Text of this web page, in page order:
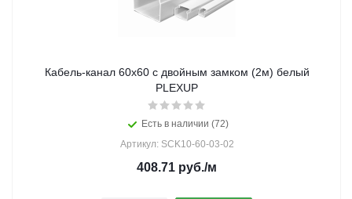
Кабель-канал 60х60 с двойным замком (2м) белый
PLEXUP
Есть в наличии (72)
Артикул: SCK10-60-03-02
408.71 руб./м